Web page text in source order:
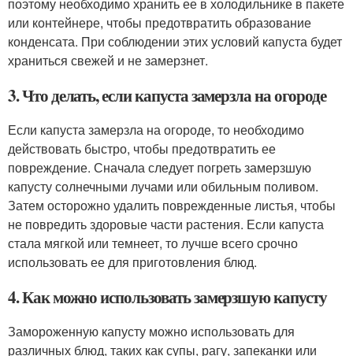
или контейнере, чтобы предотвратить образование
конденсата. При соблюдении этих условий капуста будет
храниться свежей и не замерзнет.
3. Что делать, если капуста замерзла на огороде
Если капуста замерзла на огороде, то необходимо
действовать быстро, чтобы предотвратить ее
повреждение. Сначала следует погреть замерзшую
капусту солнечными лучами или обильным поливом.
Затем осторожно удалить поврежденные листья, чтобы
не повредить здоровые части растения. Если капуста
стала мягкой или темнеет, то лучше всего срочно
использовать ее для приготовления блюд.
4. Как можно использовать замерзшую капусту
Замороженную капусту можно использовать для
различных блюд, таких как супы, рагу, запеканки или